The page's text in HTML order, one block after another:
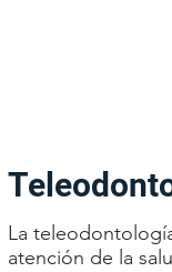
La
atención de la